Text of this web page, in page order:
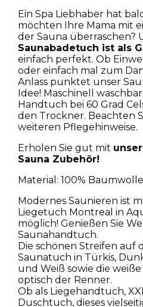
Ein Spa Liebhaber hat
möchten Ihre Mama mit
der Sauna überraschen?
Saunabadetuch ist als
einfach perfekt. Ob
oder einfach mal zum
Anlass punktet unser
Idee! Maschinell
Handtuch bei 60 Grad
den Trockner. Beachten
weiteren Pflegehinweise.
Erholen Sie gut mit
Sauna Zubehör!
Material: 100% Baumwolle
Modernes Saunieren ist
Liegetuch Montreal in
möglich! Genießen Sie
Saunahandtuch.
Die schönen Streifen auf
Saunatuch in Türkis,
und Weiß sowie die weiße
optisch der Renner.
Ob als Liegehandtuch,
Duschtuch, dieses